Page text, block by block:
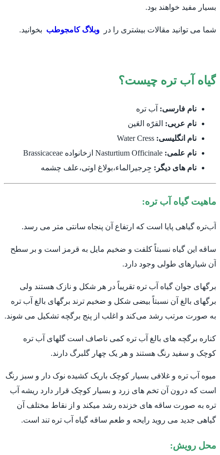
بسیار مفید خواهند بود.
شما می توانید مقالات بیشتری را در وبلاگ کامجوطب بخوانید.
گیاه آب تره چیست؟
نام فارسی: آب تره
نام عربی: القرًَه العَین
نام انگلیسی: Water Cress
نام علمی: Nasturtium Officinale ازخانواده Brassicaceae
نام های دیگر: جِرجیرالماء،بولاغ اوتی،علف چشمه
ماهیت گیاه آب تره:
آب‌تره گیاهی پایا است که ارتفاع آن پنجاه سانتی متر می رسد.
ساقه این گیاه نسبتاً کلفت و ضخیم مایل به قرمز است و بر سطح
آن شیارهای طولی وجود دارد.
برگهای جوان گیاه آب تره تقریباً در هر شکل و نازک هستند ولی
برگهای بالغ آن نسبتاً بیضی شکل و ضخیم ترند برگهای بالغ آب تره
به صورت مرتب رشد می‌کند و اغلب از پنج برگچه تشکیل می شوند.
کناره برگچه های بالغ آب تره کمی ناصاف است گلهای آب تره
کوچک و سفید رنگ هستند و هر یک چهار گلبرگ دارند.
میوه آب تره و غلافی بسیار کوچک باریک کشیده نوک دار و سبز رنگ
است که درون آن تخم های زرد و بسیار کوچک قرار دارد ریشه آب
تره به صورت ساقه های خزنده رشد میکند و از نقاط مختلف آن
گیاهی جدید می روید رایحه و طعم ساقه گیاه آب تره تند است.
محل رویش: